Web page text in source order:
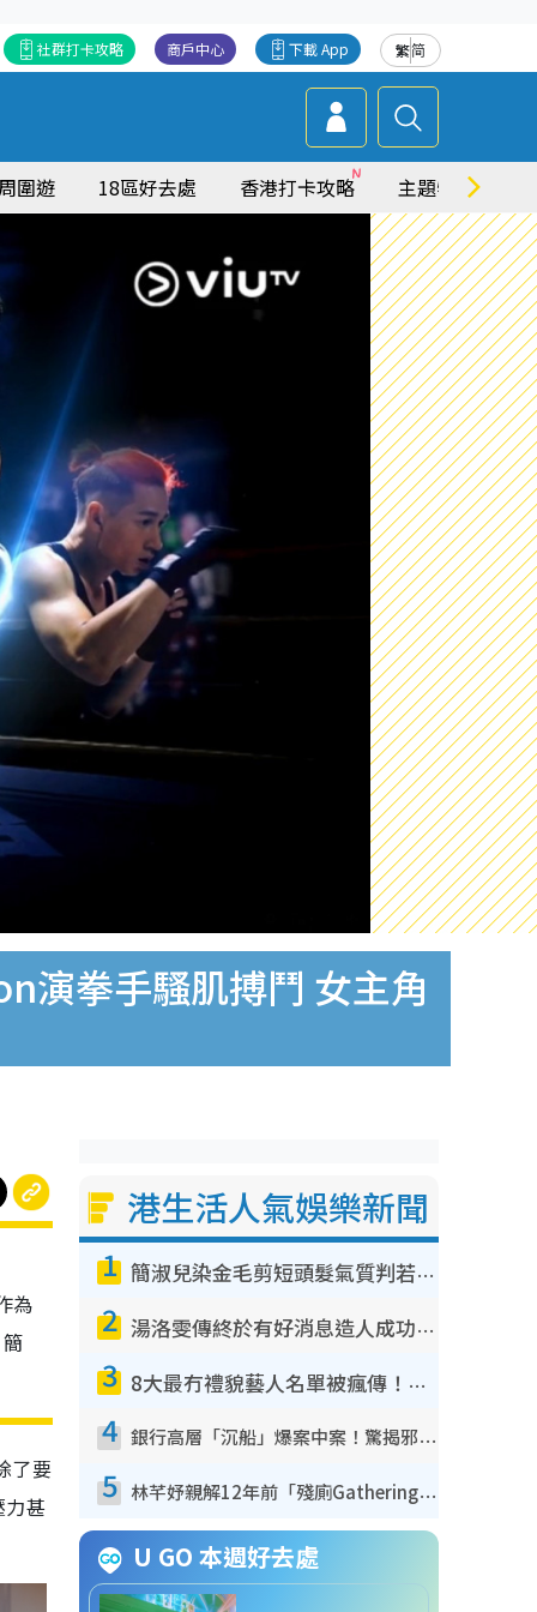
繁简
下載 App
商戶中心
社群打卡攻略
圍遊 18區好去處 香港打卡攻略 主題特集
演拳手騷肌搏鬥 女主角
為
了要
力甚
港生活人氣娛樂新聞
1 簡淑兒染金毛剪短頭髮氣質判若兩人！嚇壞老公麥大力都認唔出：「你做咩事？」
2 湯洛雯傳終於有好消息造人成功！兩大細節曝孕味極濃惹猜測：大肚婆先會咁！
3 8大最冇禮貌藝人名單被瘋傳！網民揭發明星真面目 一致數臭呢位係無品天花板？
4 銀行高層「沉船」爆案中案！驚揭邪教洗腦操控賣淫被吞600萬 幕後黑手講多錯多
5 林芊妤親解12年前「殘廁Gathering」真相！高層解約一句話重創尊嚴至今拒返TVB
U GO 本週好去處